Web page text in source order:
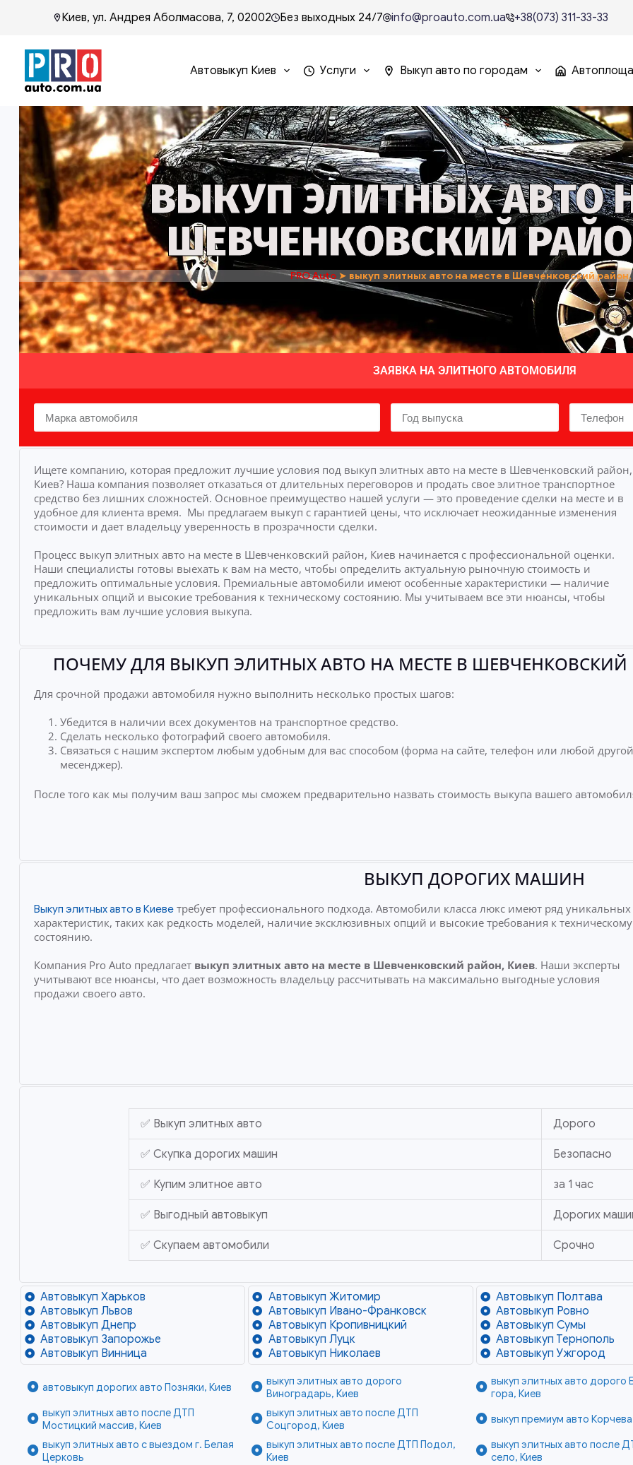
Киев, ул. Андрея Аболмасова, 7, 02002 Без выходных 24/7 info@proauto.com.ua +38(073) 311-33-33
Автовыкуп Киев Услуги Выкуп авто по городам
ВЫКУП ЭЛИТНЫХ АВТО
ШЕВЧЕНКОВСКИЙ
PRO Auto ➤ выкуп элитных авто на месте в Шевченковский
ЗАЯВКА НА ЭЛИТНОГО АВТОМОБИЛЯ
Ищете компанию, которая предложит лучшие условия под выкуп элитных авто на месте в Шевченковский район,
Киев? Наша компания позволяет отказаться от длительных переговоров и продать свое элитное транспортное
средство без лишних сложностей. Основное преимущество нашей услуги — это проведение сделки на месте и в
удобное для клиента время. Мы предлагаем выкуп с гарантией цены, что исключает неожиданные изменения
стоимости и дает владельцу уверенность в прозрачности сделки.
Процесс выкуп элитных авто на месте в Шевченковский район, Киев начинается с профессиональной оценки.
Наши специалисты готовы выехать к вам на место, чтобы определить актуальную рыночную стоимость и
предложить оптимальные условия. Премиальные автомобили имеют особенные характеристики — наличие
уникальных опций и высокие требования к техническому состоянию. Мы учитываем все эти нюансы, чтобы
предложить вам лучшие условия выкупа.
ПОЧЕМУ ДЛЯ ВЫКУП ЭЛИТНЫХ АВТО НА МЕСТЕ В
Для срочной продажи автомобиля нужно выполнить несколько простых шагов:
Убедится в наличии всех документов на транспортное средство.
Сделать несколько фотографий своего автомобиля.
Связаться с нашим экспертом любым удобным для вас способом (форма на сайте, телефон или любой
месенджер).
После того как мы получим ваш запрос мы сможем предварительно назвать стоимость выкупа вашего
ВЫКУП ДОРОГИХ МАШИН
Выкуп элитных авто в Киеветребует профессионального подхода. Автомобили класса люкс имеют ряд уникальных
характеристик, таких как редкость моделей, наличие эксклюзивных опций и высокие требования к техническому
состоянию.
Компания Pro Auto предлагает выкуп элитных авто на местев Шевченковский район, Киев. Наши эксперты
учитывают все нюансы, что дает возможность владельцу рассчитывать на максимально выгодные условия
продажи своего авто.
✅ Выкуп элитных авто Дорого
✅ Скупка дорогих машин Безопасно
✅ Купим элитное авто за 1 час
✅ Выгодный автовыкуп Дорогих
✅ Скупаем автомобили Срочно
Автовыкуп Харьков
Автовыкуп Львов
Автовыкуп Днепр
Автовыкуп Запорожье
Автовыкуп Винница
Автовыкуп Житомир
Автовыкуп Ивано-Франковск
Автовыкуп Кропивницкий
Автовыкуп Луцк
Автовыкуп Николаев
Автовыкуп Полтава
Автовыкуп Ровно
Автовыкуп Сумы
Автовыкуп Тернополь
Автовыкуп Ужгород
автовыкуп дорогих авто Позняки, Киев
выкуп элитных авто дорого
Виноградарь, Киев
выкуп элитных авто дорого
гора, Киев
выкуп элитных авто после ДТП
Мостицкий массив, Киев
выкуп элитных авто после ДТП
Соцгород, Киев
выкуп премиум авто
выкуп элитных авто с выездом г. Белая
Церковь
выкуп элитных авто после ДТП Подол,
Киев
выкуп элитных авто после
село, Киев